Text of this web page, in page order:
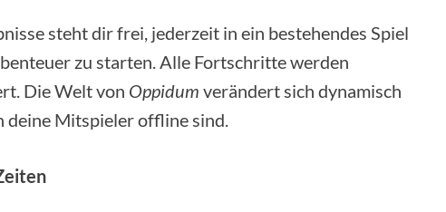
steht dir frei, jederzeit in ein bestehendes Spiel
zu starten. Alle Fortschritte werden
Die Welt von Oppidum verändert sich dynamisch
deine Mitspieler offline sind.